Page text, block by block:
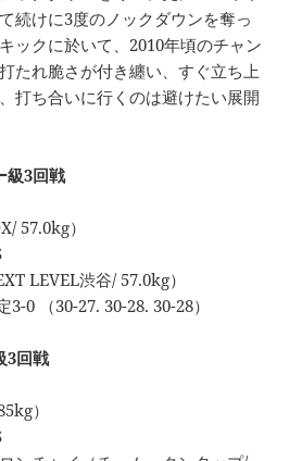
続けに3度のノックダウンを奪っ
ックに於いて、2010年頃のチャン
たれ脆さが付き纏い、すぐ立ち上
打ち合いに行くのは避けたい展開
3回戦
57.0kg）
LEVEL渋谷/ 57.0kg）
3-0 （30-27. 30-28. 30-28）
回戦
）